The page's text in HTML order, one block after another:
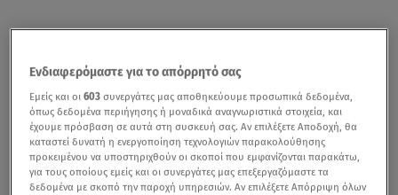
Ενδιαφερόμαστε για το απόρρητό σας
Εμείς και οι603 συνεργάτες μας αποθηκεύουμε προσωπικά δεδομένα,
όπως δεδομένα περιήγησης ή μοναδικά αναγνωριστικά στοιχεία, και
έχουμε πρόσβαση σε αυτά στη συσκευή σας. Αν επιλέξετε Αποδοχή, θα
καταστεί δυνατή η ενεργοποίηση τεχνολογιών παρακολούθησης
προκειμένου να υποστηριχθούν οι σκοποί που εμφανίζονται παρακάτω,
για τους οποίους εμείς και οι συνεργάτες μας επεξεργαζόμαστε τα
δεδομένα με σκοπό την παροχή υπηρεσιών. Αν επιλέξετε Απόρριψη όλων